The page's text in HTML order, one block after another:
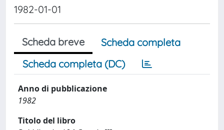
1982-01-01
Scheda breve
Scheda completa
Scheda completa (DC)
Anno di pubblicazione
1982
Titolo del libro